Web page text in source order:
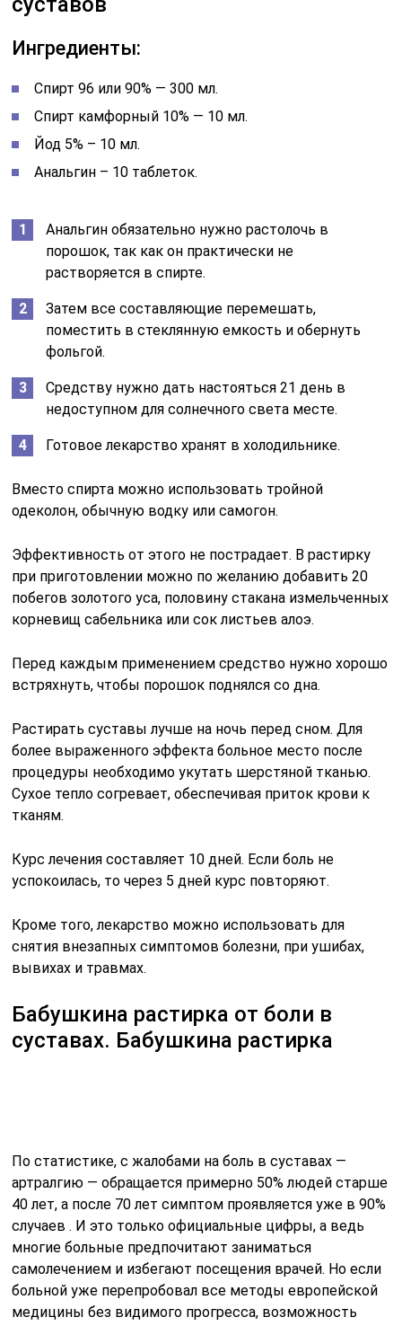
Ингредиенты:
Спирт 96 или 90% — 300 мл.
Спирт камфорный 10% — 10 мл.
Йод 5% – 10 мл.
Анальгин – 10 таблеток.
Анальгин обязательно нужно растолочь в
порошок, так как он практически не
растворяется в спирте.
Затем все составляющие перемешать,
поместить в стеклянную емкость и обернуть
фольгой.
Средству нужно дать настояться 21 день в
недоступном для солнечного света месте.
Готовое лекарство хранят в холодильнике.
Вместо спирта можно использовать тройной
одеколон, обычную водку или самогон.
Эффективность от этого не пострадает. В растирку
при приготовлении можно по желанию добавить 20
побегов золотого уса, половину стакана измельченных
корневищ сабельника или сок листьев алоэ.
Перед каждым применением средство нужно хорошо
встряхнуть, чтобы порошок поднялся со дна.
Растирать суставы лучше на ночь перед сном. Для
более выраженного эффекта больное место после
процедуры необходимо укутать шерстяной тканью.
Сухое тепло согревает, обеспечивая приток крови к
тканям.
Курс лечения составляет 10 дней. Если боль не
успокоилась, то через 5 дней курс повторяют.
Кроме того, лекарство можно использовать для
снятия внезапных симптомов болезни, при ушибах,
вывихах и травмах.
Бабушкина растирка от боли в
суставах. Бабушкина растирка
По статистике, с жалобами на боль в суставах —
артралгию — обращается примерно 50% людей старше
40 лет, а после 70 лет симптом проявляется уже в 90%
случаев . И это только официальные цифры, а ведь
многие больные предпочитают заниматься
самолечением и избегают посещения врачей. Но если
больной уже перепробовал все методы европейской
медицины без видимого прогресса, возможность